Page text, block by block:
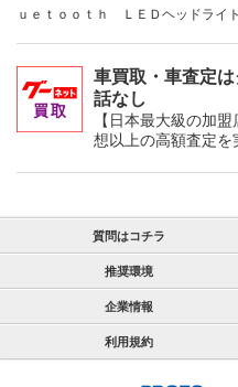
ｕｅｔｏｏｔｈ ＬＥＤヘッドライ
車買取・車査定
話なし
【日本最大級の加
想以上の高額査定を
質問はコチラ
推奨環境
企業情報
利用規約